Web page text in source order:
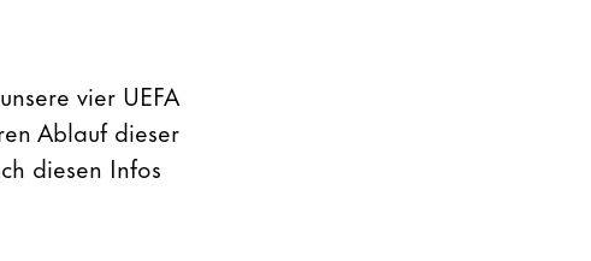
vier UEFA
Ablauf dieser
diesen Infos